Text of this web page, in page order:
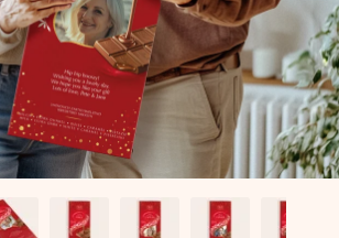
zdjęciem lub wiadomością, która naprawdę
problemu, po prostu ogrom miłości na